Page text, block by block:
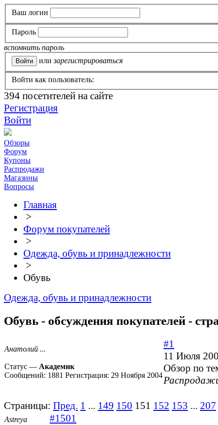
Ваш логин
Пароль
вспомнить пароль
или зарегистрироваться
Войти как пользователь:
394 посетителей на сайте
Регистрация
Войти
Обзоры
Форум
Купоны
Распродажи
Магазины
Вопросы
Главная
>
Форум покупателей
>
Одежда, обувь и принадлежности
>
Обувь
Одежда, обувь и принадлежности
Обувь - обсуждения покупателей -
Анатолий ...
Статус — Академик
Сообщений: 1881 Регистрация: 29 Ноября 2004
#1
11 Июля
Обзор по
Страницы: Пред. 1 ... 149 150 151 152 153 ... 207
Astreya
#1501